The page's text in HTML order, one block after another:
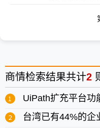
商情检索结果共计2
UiPath扩充平台功能加
台湾已有44%的企业导